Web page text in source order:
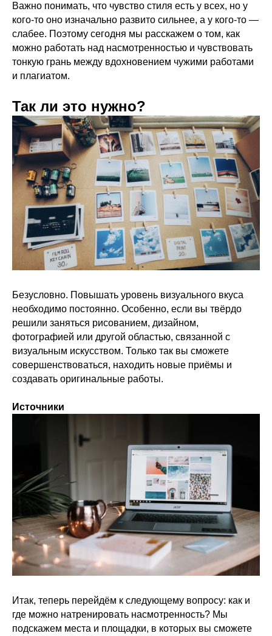
Важно понимать, что чувство стиля есть у всех, но у
кого-то оно изначально развито сильнее, а у кого-то —
слабее. Поэтому сегодня мы расскажем о том, как
можно работать над насмотренностью и чувствовать
тонкую грань между вдохновением чужими работами
и плагиатом.
Так ли это нужно?
Безусловно. Повышать уровень визуального вкуса
необходимо постоянно. Особенно, если вы твёрдо
решили заняться рисованием, дизайном,
фотографией или другой областью, связанной с
визуальным искусством. Только так вы сможете
совершенствоваться, находить новые приёмы и
создавать оригинальные работы.
Источники
Итак, теперь перейдём к следующему вопросу: как и
где можно натренировать насмотренность? Мы
подскажем места и площадки, в которых вы сможете